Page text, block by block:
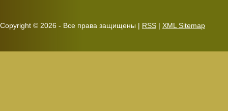
Copyright © 2026 - Все права защищены | RSS | XML Sitemap